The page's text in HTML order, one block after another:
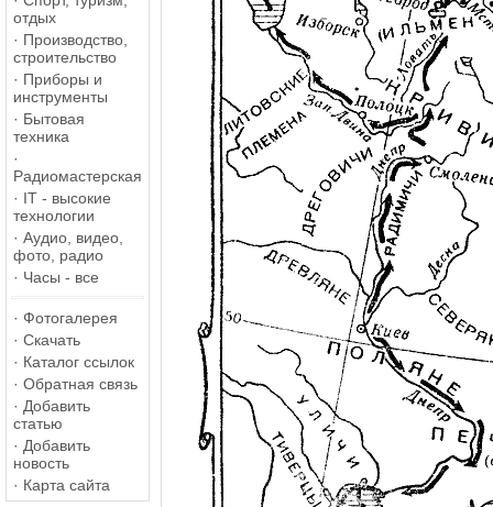
отдых
· Производство,
строительство
· Приборы и
инструменты
· Бытовая
техника
·
Радиомастерская
· IT - высокие
технологии
· Аудио, видео,
фото, радио
· Часы - все
· Фотогалерея
· Скачать
· Каталог ссылок
· Обратная связь
· Добавить
статью
· Добавить
новость
· Карта сайта